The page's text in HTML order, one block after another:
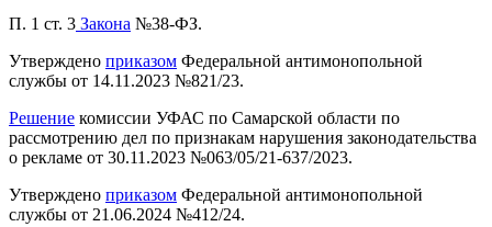
П. 1 ст. 3 Закона №38-ФЗ.
Утверждено приказом Федеральной антимонопольной
службы от 14.11.2023 №821/23.
Решение комиссии УФАС по Самарской области по
рассмотрению дел по признакам нарушения законодательства
о рекламе от 30.11.2023 №063/05/21-637/2023.
Утверждено приказом Федеральной антимонопольной
службы от 21.06.2024 №412/24.